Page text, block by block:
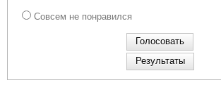
Совсем не понравился